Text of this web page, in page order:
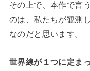
その上で、本作で言
のは、私たちが観測
なのだと思います。
世界線が１つに定ま